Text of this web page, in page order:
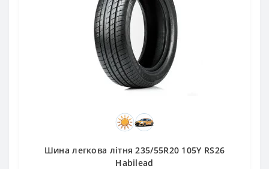
Шина легкова літня 235/55R20 105Y RS26
Habilead